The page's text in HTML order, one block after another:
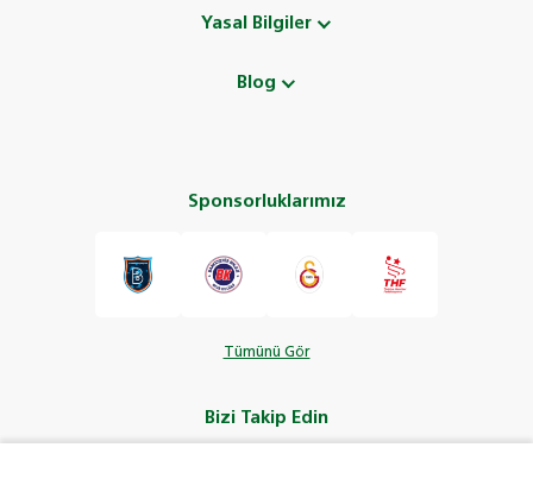
Yasal Bilgiler
Blog
Sponsorluklarımız
Tümünü Gör
Bizi Takip Edin